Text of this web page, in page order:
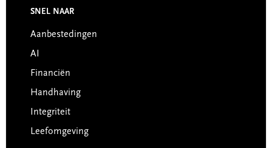
Footer
SNEL NAAR
Aanbestedingen
AI
Financiën
Handhaving
Integriteit
Leefomgeving